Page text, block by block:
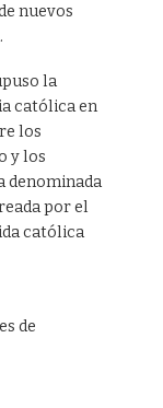
nuevos
la
católica en
los
y los
denominada
por el
católica
de